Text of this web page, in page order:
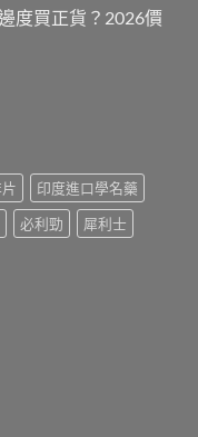
度買正貨？2026價
印度進口學名藥
必利勁
犀利士